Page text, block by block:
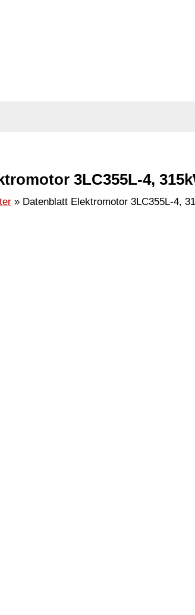
3LC355L-4,
Datenblatt Elektromotor 3LC355L-4,